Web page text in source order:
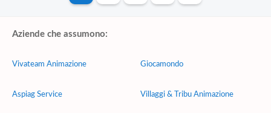
Aziende che assumono:
Vivateam Animazione
Aspiag Service
Giocamondo
Villaggi & Tribu Animazione